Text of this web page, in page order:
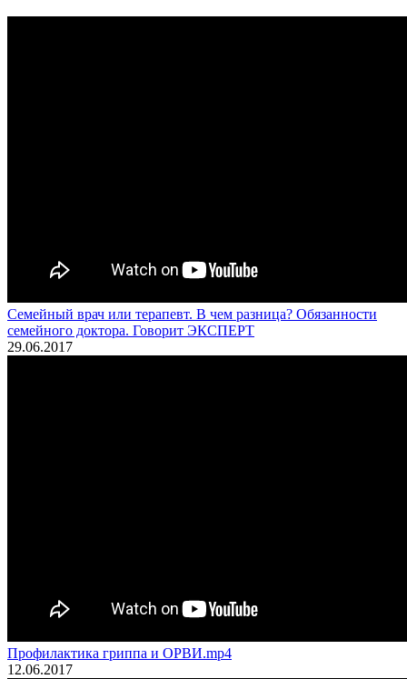
Семейный врач или терапевт. В чем разница? Обязанности
семейного доктора. Говорит ЭКСПЕРТ
29.06.2017
Профилактика гриппа и ОРВИ.mp4
12.06.2017